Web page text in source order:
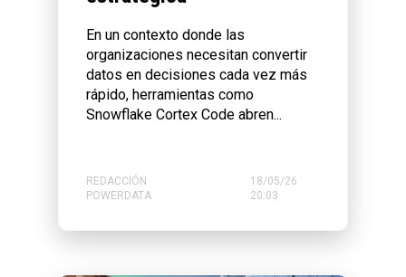
En un contexto donde las
organizaciones necesitan convertir
datos en decisiones cada vez más
rápido, herramientas como
Snowflake Cortex Code abren...
REDACCIÓN
POWERDATA
18/05/26
20:03